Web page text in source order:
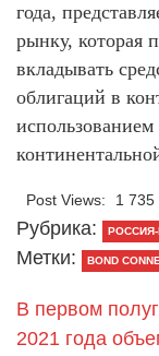
года,
рынку, которая
вкладывать
облигаций в
Post Views: 1 735
Рубрика:
Метки: BOND
В первом
2021 года